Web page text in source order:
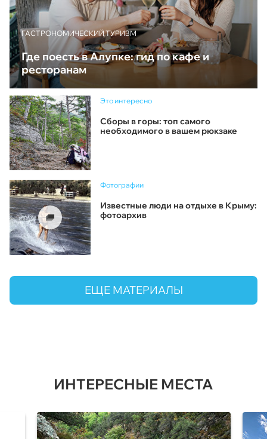
ГАСТРОНОМИЧЕСКИЙ ТУРИЗМ
Где поесть в Алупке: гид по кафе и
ресторанам
Это интересно
Сборы в горы: топ самого
необходимого в вашем рюкзаке
Фотографии
Известные люди на отдыхе в Крыму:
фотоархив
ЕЩЕ МАТЕРИАЛЫ
ИНТЕРЕСНЫЕ МЕСТА